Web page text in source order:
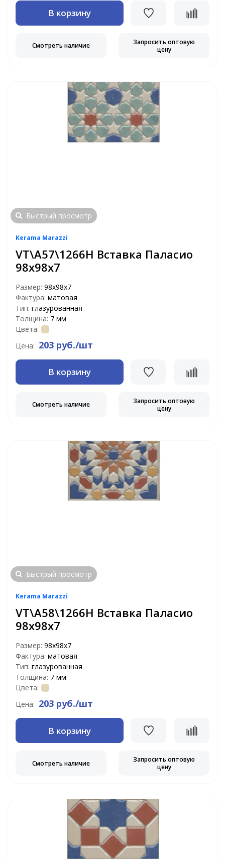
В корзину
Смотреть наличие
Запросить оптовую
цену
Быстрый просмотр
Kerama Marazzi
VT\A57\1266H Вставка Паласио
98х98х7
Размер: 98х98х7
Фактура: матовая
Тип: глазурованная
Толщина: 7 мм
Цвета:
Цена: 203 руб./шт
В корзину
Смотреть наличие
Запросить оптовую
цену
Быстрый просмотр
Kerama Marazzi
VT\A58\1266H Вставка Паласио
98х98х7
Размер: 98х98х7
Фактура: матовая
Тип: глазурованная
Толщина: 7 мм
Цвета:
Цена: 203 руб./шт
В корзину
Смотреть наличие
Запросить оптовую
цену